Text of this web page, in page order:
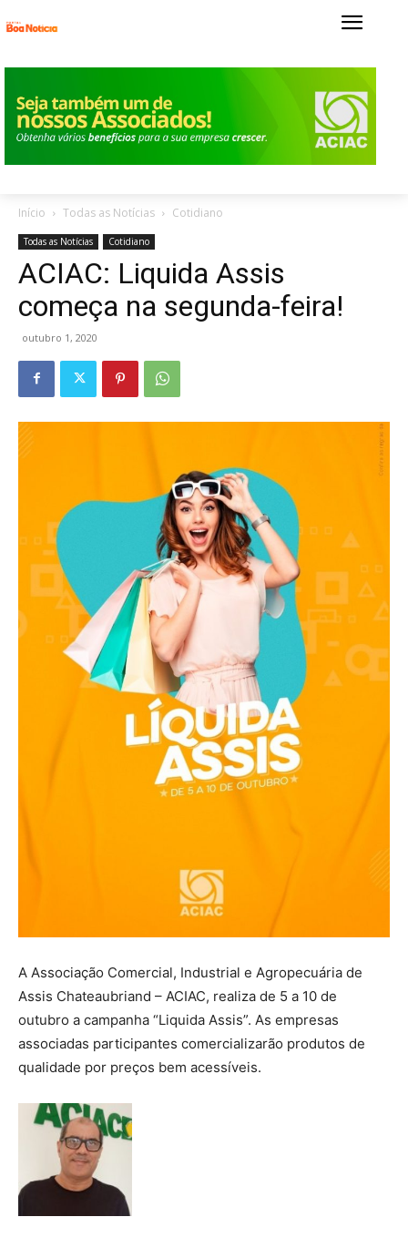
Início Todas as Notícias Cotidiano
Todas as Notícias Cotidiano
ACIAC: Liquida Assis
começa na segunda-feira!
outubro 1, 2020
A Associação Comercial, Industrial e Agropecuária de
Assis Chateaubriand – ACIAC, realiza de 5 a 10 de
outubro a campanha “Liquida Assis”. As empresas
associadas participantes comercializarão produtos de
qualidade por preços bem acessíveis.